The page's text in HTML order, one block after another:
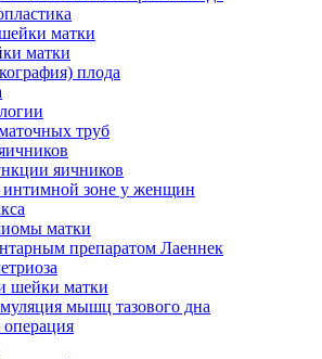
матки
матки
плода
труб
яичников
интимной зоне у женщин
матки
препаратом Лаеннек
шейки матки
мышц тазового дна
операция